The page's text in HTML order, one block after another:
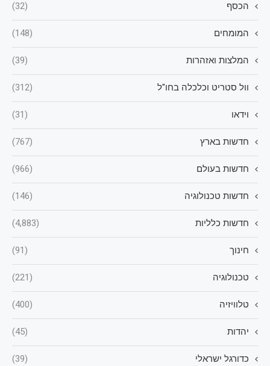
הכסף (32)
המומחים (148)
המלצות ואזהרות (39)
וול סטריט וכלכלה בחו"ל (312)
וידאו (31)
חדשות בארץ (767)
חדשות בעולם (966)
חדשות טכנולוגיה (146)
חדשות כלליות (4,883)
חינוך (91)
טכנולוגיה (221)
טלוויזיה (400)
יהדות (45)
כדורגל ישראלי (39)